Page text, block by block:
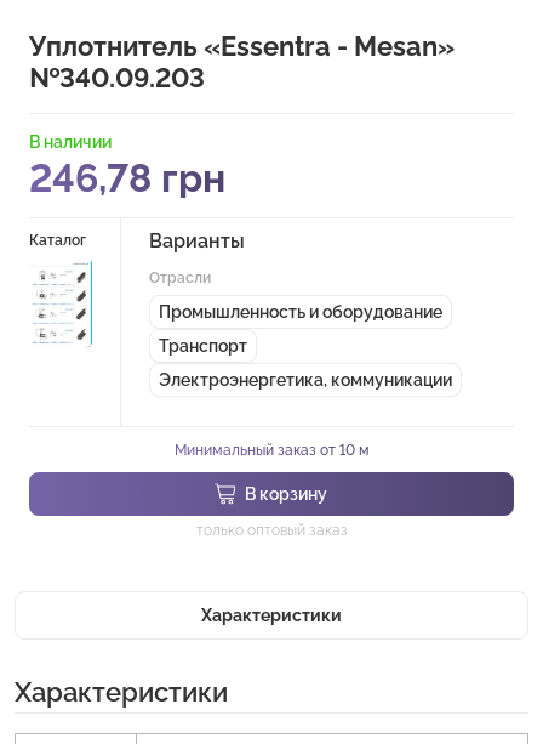
Уплотнитель «Essentra - Mesan»
№340.09.203
В наличии
246,78 грн
Каталог Варианты
Отрасли
Промышленность и оборудование
Транспорт
Электроэнергетика, коммуникации
Минимальный заказ от 10 м
В корзину
только оптовый заказ
Характеристики
Характеристики